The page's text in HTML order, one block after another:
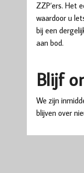
ZZP’ers. Het
waardoor u
bij een
aan bod.
Blijf
We zijn
blijven over